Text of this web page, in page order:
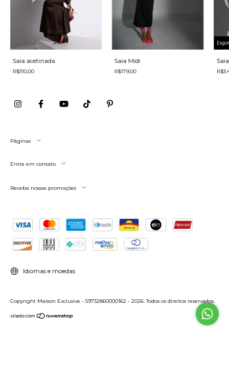
Saia acetinada
R$310,00
Saia Midi
R$179,00
Páginas
Entre em contato
Receba nossas promoções
Idiomas e moedas
Copyright Maison Exclusive - 59732860000162 - 2026. Todos os direitos reservados.